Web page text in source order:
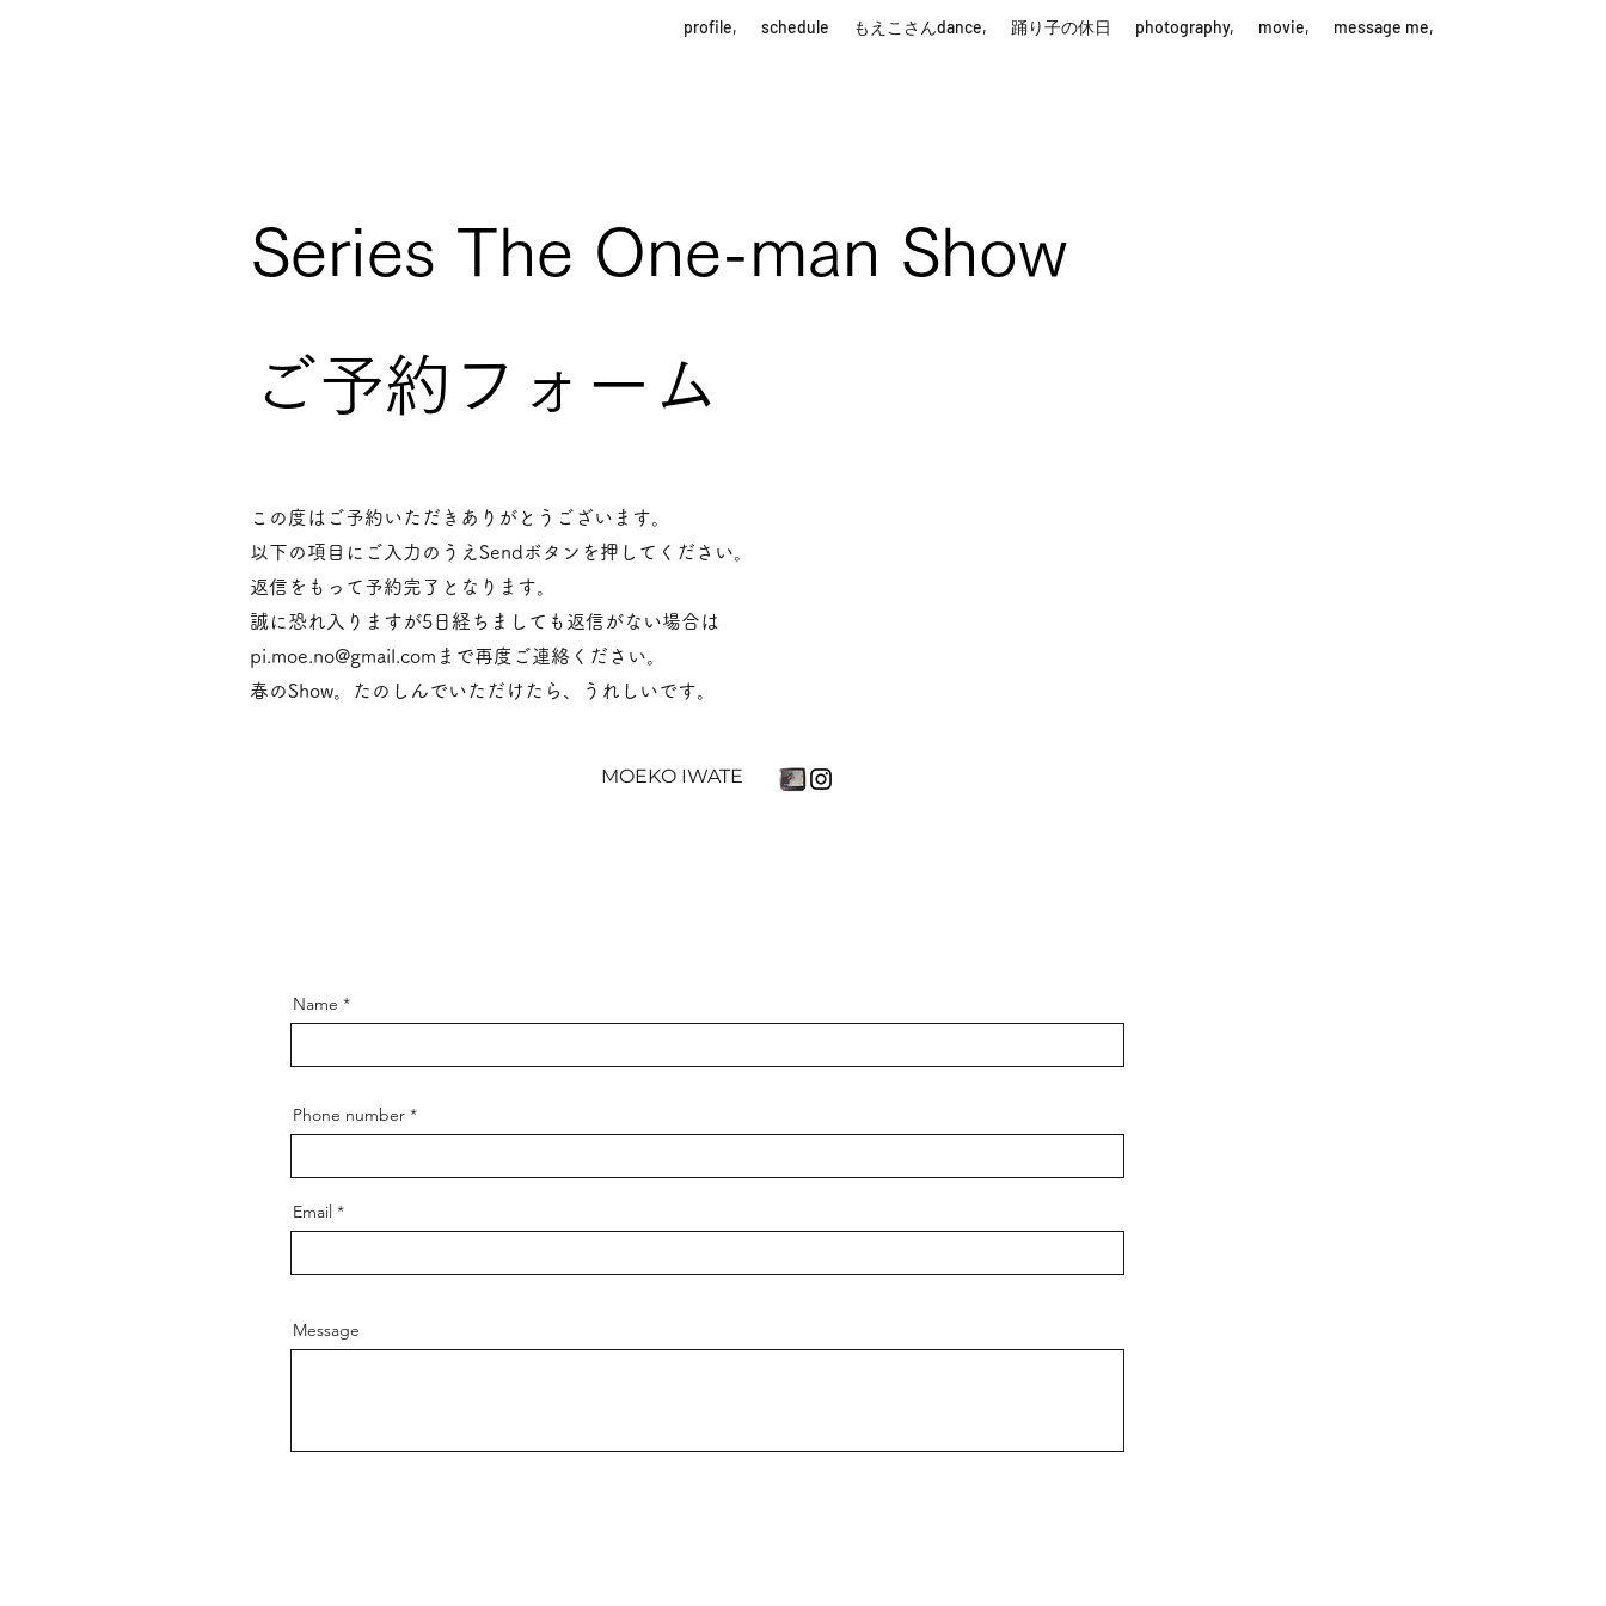
profile, schedule もえこさんdance, 踊り子の休日 photography, movie, message me,
Series The One-man Show
​ご予約フォーム
この度はご予約いただきありがとうございます。
​以下の項目にご入力のうえSendボタンを押してください。
返信をもって予約完了となります。
誠に恐れ入りますが5日経ちましても返信がない場合は
pi.moe.no@gmail.com まで再度ご連絡ください。​
春のShow。たのしんでいただけたら、うれしいです。
​MOEKO IWATE
Name
Phone number
Email
Message